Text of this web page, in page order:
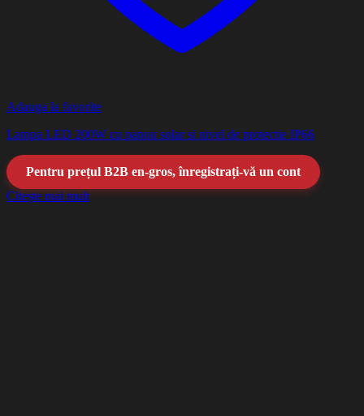
Adauga la favorite
Lampa LED 200W cu panou solar si nivel de protectie IP66
Pentru prețul B2B en-gros, înregistrați-vă un cont
Citește mai mult